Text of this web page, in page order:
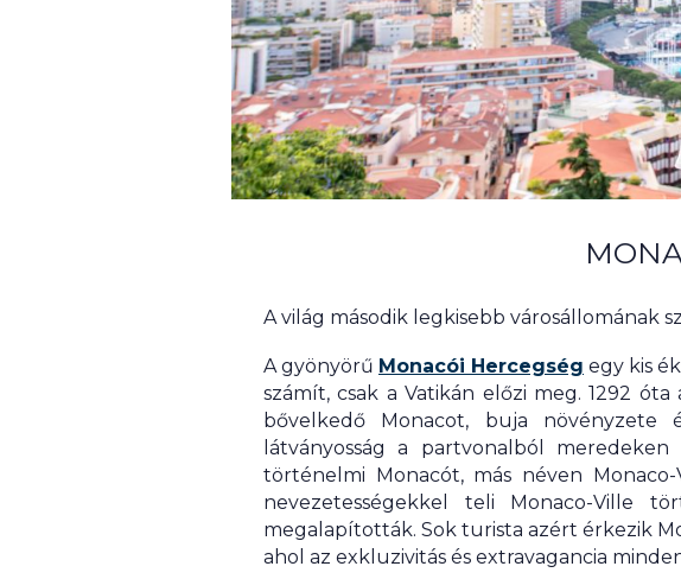
A világ második legkisebb városállomának
A gyönyörű Monacói Hercegség egy kis
számít, csak a Vatikán előzi meg. 1292
bővelkedő Monacot, buja növényzete
látványosság a partvonalból
történelmi Monacót, más néven
nevezetességekkel teli Monaco-Ville
megalapították. Sok turista azért érkezik
ahol az exkluzivitás és extravagancia